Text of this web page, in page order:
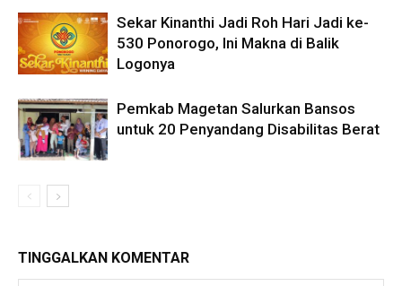
Sekar Kinanthi Jadi Roh Hari Jadi ke-
530 Ponorogo, Ini Makna di Balik
Logonya
Pemkab Magetan Salurkan Bansos
untuk 20 Penyandang Disabilitas Berat
TINGGALKAN KOMENTAR